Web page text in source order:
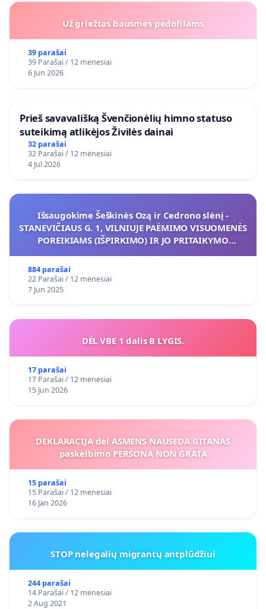
Už griežtas bausmes pedofilams
39 parašai
39 Parašai / 12 mėnesiai
6 Jun 2026
​Prieš savavališką Švenčionėlių himno statuso
suteikimą atlikėjos Živilės dainai
32 parašai
32 Parašai / 12 mėnesiai
4 Jul 2026
Išsaugokime Šeškinės Ozą ir Cedrono slėnį -
STANEVIČIAUS G. 1, VILNIUJE PAĖMIMO VISUOMENĖS
POREIKIAMS (IŠPIRKIMO) IR JO PRITAIKYMO
884 parašai
22 Parašai / 12 mėnesiai
7 Jun 2025
DĖL VBE 1 dalis B LYGIS.
17 parašai
17 Parašai / 12 mėnesiai
15 Jun 2026
DEKLARACIJA del ASMENS NAUSEDA GITANAS
paskelbimo PERSONA NON GRATA
15 parašai
15 Parašai / 12 mėnesiai
16 Jan 2026
STOP nelegalių migrantų antplūdžiui
244 parašai
14 Parašai / 12 mėnesiai
2 Aug 2021